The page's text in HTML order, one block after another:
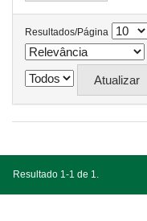
Resultados/Página
Resultado 1-1 de 1.